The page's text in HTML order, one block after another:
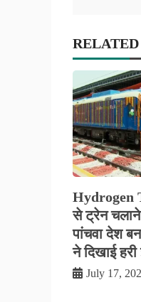
RELATED
Hydrogen
से ट्रेन चलाने
पांचवा देश
ने दिखाई
July 17,